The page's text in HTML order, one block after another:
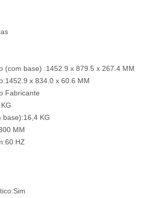
(com base) :1452.9 x 879.5 x 267.4 MM
x 834.0 x 60.6 MM
Fabricante
base):16,4 KG
MM
HZ